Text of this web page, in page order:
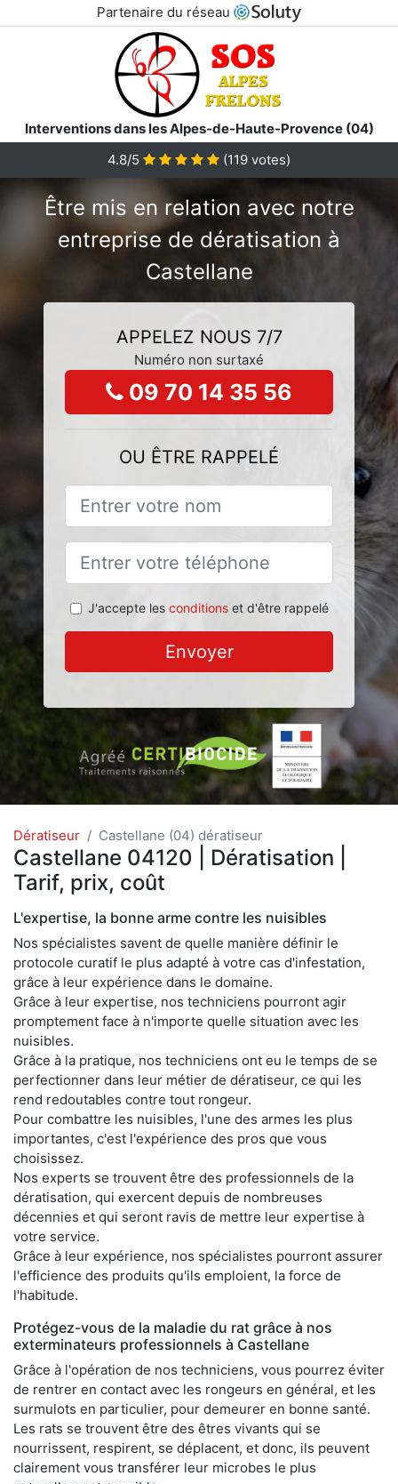
Partenaire du réseau
Interventions dans les Alpes-de-Haute-Provence (04)
4.8/5
(119 votes)
Être mis en relation avec notre
entreprise de dératisation à
Castellane
APPELEZ NOUS 7/7
Numéro non surtaxé
09 70 14 35 56
OU ÊTRE RAPPELÉ
J'accepte les conditionset d'être rappelé
Envoyer
Dératiseur Castellane (04) dératiseur
Castellane 04120 | Dératisation |
Tarif, prix, coût
L'expertise, la bonne arme contre les nuisibles
Nos spécialistes savent de quelle manière définir le
protocole curatif le plus adapté à votre cas d'infestation,
grâce à leur expérience dans le domaine.
Grâce à leur expertise, nos techniciens pourront agir
promptement face à n'importe quelle situation avec les
nuisibles.
Grâce à la pratique, nos techniciens ont eu le temps de se
perfectionner dans leur métier de dératiseur, ce qui les
rend redoutables contre tout rongeur.
Pour combattre les nuisibles, l'une des armes les plus
importantes, c'est l'expérience des pros que vous
choisissez.
Nos experts se trouvent être des professionnels de la
dératisation, qui exercent depuis de nombreuses
décennies et qui seront ravis de mettre leur expertise à
votre service.
Grâce à leur expérience, nos spécialistes pourront assurer
l'efficience des produits qu'ils emploient, la force de
l'habitude.
Protégez-vous de la maladie du rat grâce à nos
exterminateurs professionnels à Castellane
Grâce à l'opération de nos techniciens, vous pourrez éviter
de rentrer en contact avec les rongeurs en général, et les
surmulots en particulier, pour demeurer en bonne santé.
Les rats se trouvent être des êtres vivants qui se
nourrissent, respirent, se déplacent, et donc, ils peuvent
clairement vous transférer leur microbes le plus